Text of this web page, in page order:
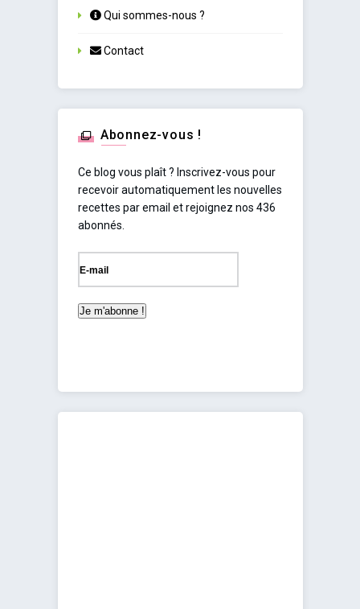
Qui sommes-nous ?
Contact
Abonnez-vous !
Ce blog vous plaît ? Inscrivez-vous pour
recevoir automatiquement les nouvelles
recettes par email et rejoignez nos 436
abonnés.